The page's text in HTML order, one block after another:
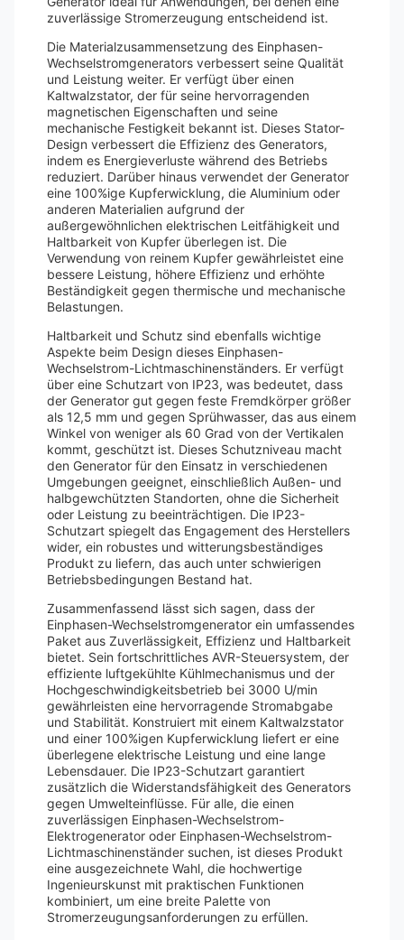
zuverlässige Stromerzeugung entscheidend ist.
Die Materialzusammensetzung des Einphasen-
Wechselstromgenerators verbessert seine Qualität
und Leistung weiter. Er verfügt über einen
Kaltwalzstator, der für seine hervorragenden
magnetischen Eigenschaften und seine
mechanische Festigkeit bekannt ist. Dieses Stator-
Design verbessert die Effizienz des Generators,
indem es Energieverluste während des Betriebs
reduziert. Darüber hinaus verwendet der Generator
eine 100%ige Kupferwicklung, die Aluminium oder
anderen Materialien aufgrund der
außergewöhnlichen elektrischen Leitfähigkeit und
Haltbarkeit von Kupfer überlegen ist. Die
Verwendung von reinem Kupfer gewährleistet eine
bessere Leistung, höhere Effizienz und erhöhte
Beständigkeit gegen thermische und mechanische
Belastungen.
Haltbarkeit und Schutz sind ebenfalls wichtige
Aspekte beim Design dieses Einphasen-
Wechselstrom-Lichtmaschinenständers. Er verfügt
über eine Schutzart von IP23, was bedeutet, dass
der Generator gut gegen feste Fremdkörper größer
als 12,5 mm und gegen Sprühwasser, das aus einem
Winkel von weniger als 60 Grad von der Vertikalen
kommt, geschützt ist. Dieses Schutzniveau macht
den Generator für den Einsatz in verschiedenen
Umgebungen geeignet, einschließlich Außen- und
halbgewchützten Standorten, ohne die Sicherheit
oder Leistung zu beeinträchtigen. Die IP23-
Schutzart spiegelt das Engagement des Herstellers
wider, ein robustes und witterungsbeständiges
Produkt zu liefern, das auch unter schwierigen
Betriebsbedingungen Bestand hat.
Zusammenfassend lässt sich sagen, dass der
Einphasen-Wechselstromgenerator ein umfassendes
Paket aus Zuverlässigkeit, Effizienz und Haltbarkeit
bietet. Sein fortschrittliches AVR-Steuersystem, der
effiziente luftgekühlte Kühlmechanismus und der
Hochgeschwindigkeitsbetrieb bei 3000 U/min
gewährleisten eine hervorragende Stromabgabe
und Stabilität. Konstruiert mit einem Kaltwalzstator
und einer 100%igen Kupferwicklung liefert er eine
überlegene elektrische Leistung und eine lange
Lebensdauer. Die IP23-Schutzart garantiert
zusätzlich die Widerstandsfähigkeit des Generators
gegen Umwelteinflüsse. Für alle, die einen
zuverlässigen Einphasen-Wechselstrom-
Elektrogenerator oder Einphasen-Wechselstrom-
Lichtmaschinenständer suchen, ist dieses Produkt
eine ausgezeichnete Wahl, die hochwertige
Ingenieurskunst mit praktischen Funktionen
kombiniert, um eine breite Palette von
Stromerzeugungsanforderungen zu erfüllen.